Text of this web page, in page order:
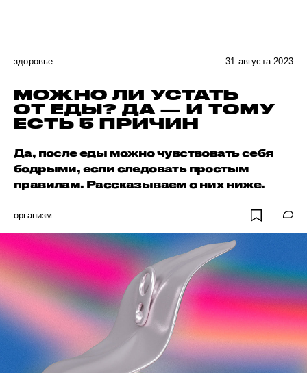
здоровье 31 августа 2023
МОЖНО ЛИ УСТАТЬ
ОТ ЕДЫ? ДА — И ТОМУ
ЕСТЬ 5 ПРИЧИН
Да, после еды можно чувствовать себя
бодрыми, если следовать простым
правилам. Рассказываем о них ниже.
организм